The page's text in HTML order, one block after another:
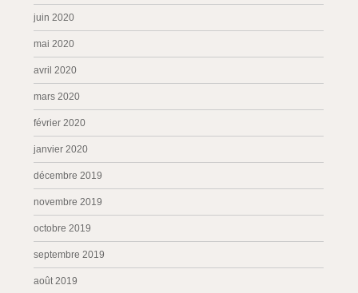
juin 2020
mai 2020
avril 2020
mars 2020
février 2020
janvier 2020
décembre 2019
novembre 2019
octobre 2019
septembre 2019
août 2019